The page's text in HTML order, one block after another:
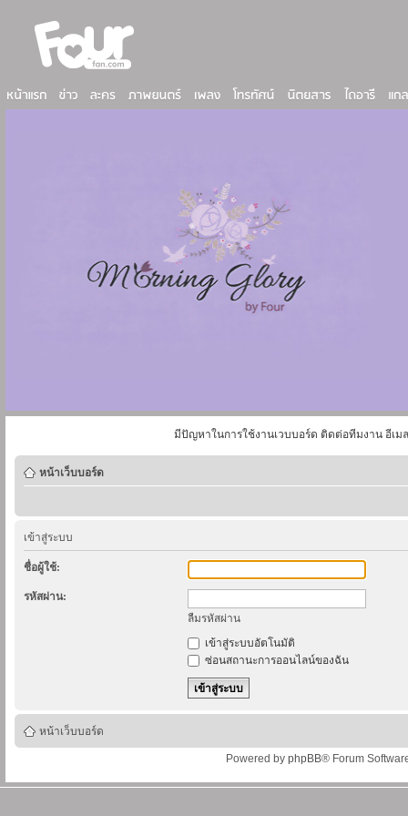
มีปัญหาในการใช้งานเวบบอร์ด ติดต่อทีมงาน อีเม
หน้าเว็บบอร์ด
เข้าสู่ระบบ
ชื่อผู้ใช้:
รหัสผ่าน:
ลืมรหัสผ่าน
เข้าสู่ระบบอัตโนมัติ
ซ่อนสถานะการออนไลน์ของฉัน
หน้าเว็บบอร์ด
Powered by phpBB® Forum